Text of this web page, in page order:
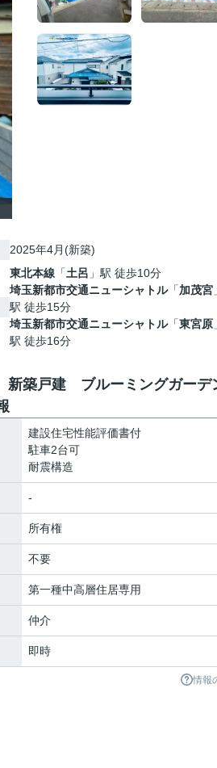
2025年4月(新築)
東北本線 「土呂 」駅 徒歩10分
埼玉新都市交通ニューシャトル「加茂宮
駅 徒歩15分
埼玉新都市交通ニューシャトル「東宮原
駅 徒歩16分
築戸建 ブルーミングガーデ
建設住宅性能評価書付
駐車2台可
耐震構造
-
所有権
不要
第一種中高層住居専用
仲介
即時
情報